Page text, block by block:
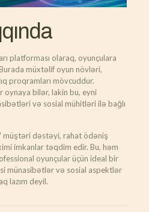
platforması olaraq, oyunçulara
müxtəlif oyun növləri,
proqramları mövcuddur.
oynaya bilər, lakin bu, eyni
və sosial mühitləri ilə bağlı
dəstəyi, rahat ödəniş
imkanlar təqdim edir. Bu, həm
oyunçular üçün ideal bir
münasibətlər və sosial aspektlər
lazım deyil.